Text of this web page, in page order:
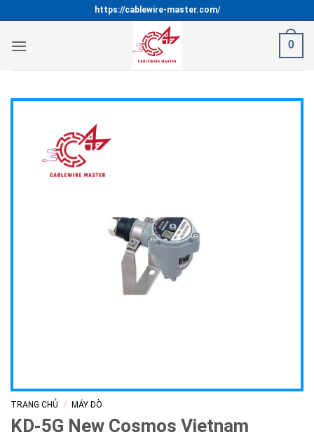
qua
nội
https://cablewire-master.com/
0
TRANG CHỦ / MÁY DÒ
KD-5G New Cosmos Vietnam